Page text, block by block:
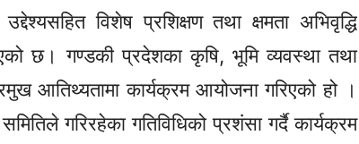
विशेष प्रशिक्षण तथा क्षमता अभिवृद्धि
छ। गण्डकी प्रदेशका कृषि, भूमि व्यवस्था तथा
आतिथ्यतामाकार्यक्रम आयोजना गरिएको हो ।
गरिरहेका गतिविधिको प्रशंसा गर्दै कार्यक्रम